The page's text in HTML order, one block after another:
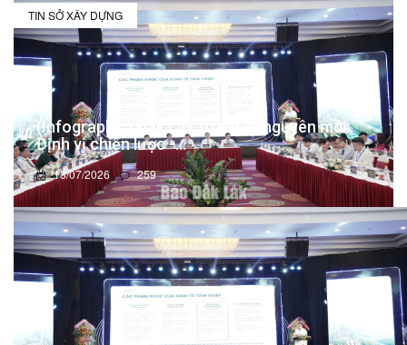
TIN SỞ XÂY DỰNG
(Infographic) Đắk Lắk trong kỷ nguyên mới:
Định vị chiến lược -...
13/07/2026 259